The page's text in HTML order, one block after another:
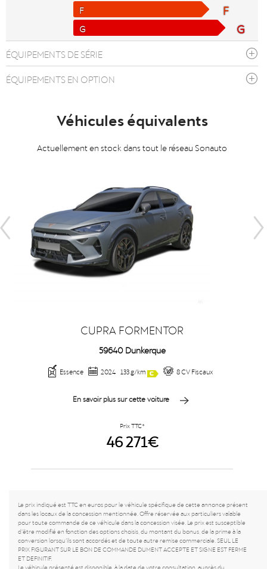
F F
G G
ÉQUIPEMENTS DE SÉRIE
ÉQUIPEMENTS EN OPTION
Véhicules équivalents
Actuellement en stock dans tout le réseau Sonauto
CUPRA FORMENTOR
59640 Dunkerque
Essence 2024 133 g/km 8 CV Fiscaux
En savoir plus sur cette voiture
Prix TTC*
46 271€
Le prix indiqué est TTC en euros pour le véhicule spécifique de cette annonce présent
dans les locaux de la concession mentionnée. Offre réservée aux particuliers valable
pour toute commande de ce véhicule dans la concession visée. Le prix est susceptible
d’être modifié en fonction des options choisis, du montant du bonus, de la prime à la
conversion lorsqu’ils sont accordés et de toute autre remise commerciale. SEUL LE
PRIX FIGURANT SUR LE BON DE COMMANDE DUMENT ACCEPTE ET SIGNE EST FERME
ET DEFINITIF.
Le véhicule présenté est disponible, à la date de votre consultation, auprès du